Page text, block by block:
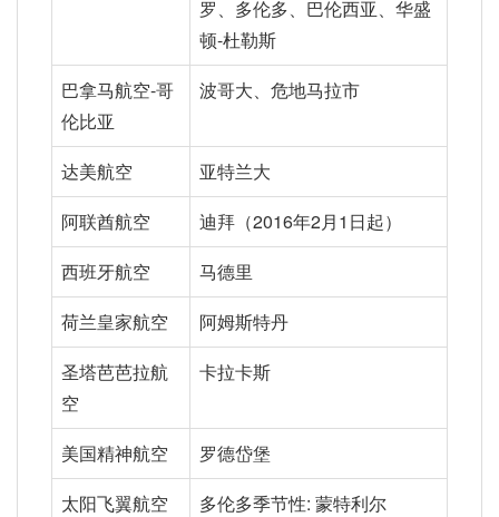
罗、多伦多、巴伦西亚、华盛
顿-杜勒斯
巴拿马航空-哥
伦比亚
波哥大、危地马拉市
达美航空
亚特兰大
阿联酋航空
迪拜（2016年2月1日起）
西班牙航空
马德里
荷兰皇家航空
阿姆斯特丹
圣塔芭芭拉航
空
卡拉卡斯
美国精神航空
罗德岱堡
太阳飞翼航空
多伦多季节性: 蒙特利尔